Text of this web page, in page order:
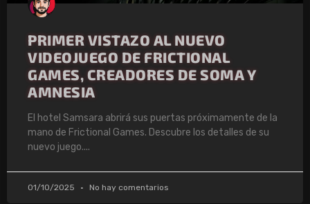
PRIMER VISTAZO AL NUEVO
VIDEOJUEGO DE FRICTIONAL
GAMES, CREADORES DE SOMA Y
AMNESIA
El hotel Samsara abrirá sus puertas próximamente de la
mano de Frictional Games. Descubre los detalles de su
nuevo juego.
01/10/2025 No hay comentarios